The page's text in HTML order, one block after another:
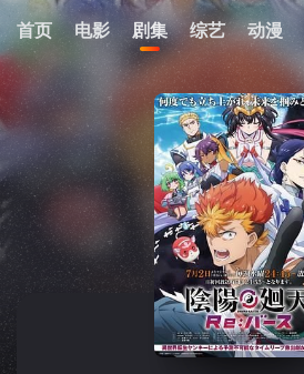
首页 电影 剧集 综艺 动漫
我的观影记录
暂无观看影片的记录